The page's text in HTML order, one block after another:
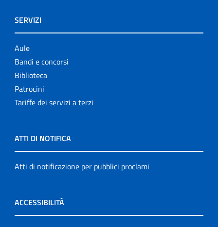
SERVIZI
Aule
Bandi e concorsi
Biblioteca
Patrocini
Tariffe dei servizi a terzi
ATTI DI NOTIFICA
Atti di notificazione per pubblici proclami
ACCESSIBILITÀ